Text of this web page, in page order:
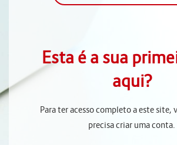
Esta é a sua
aqui?
Para ter acesso completo a este site,
precisa criar uma conta.